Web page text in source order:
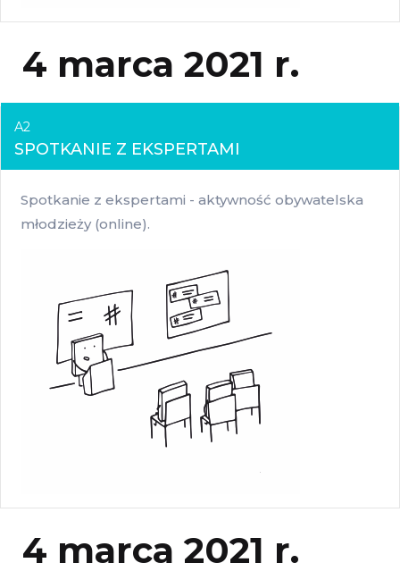
4 marca 2021 r.
A2
SPOTKANIE Z EKSPERTAMI
Spotkanie z ekspertami - aktywność obywatelska
młodzieży (online).
4 marca 2021 r.